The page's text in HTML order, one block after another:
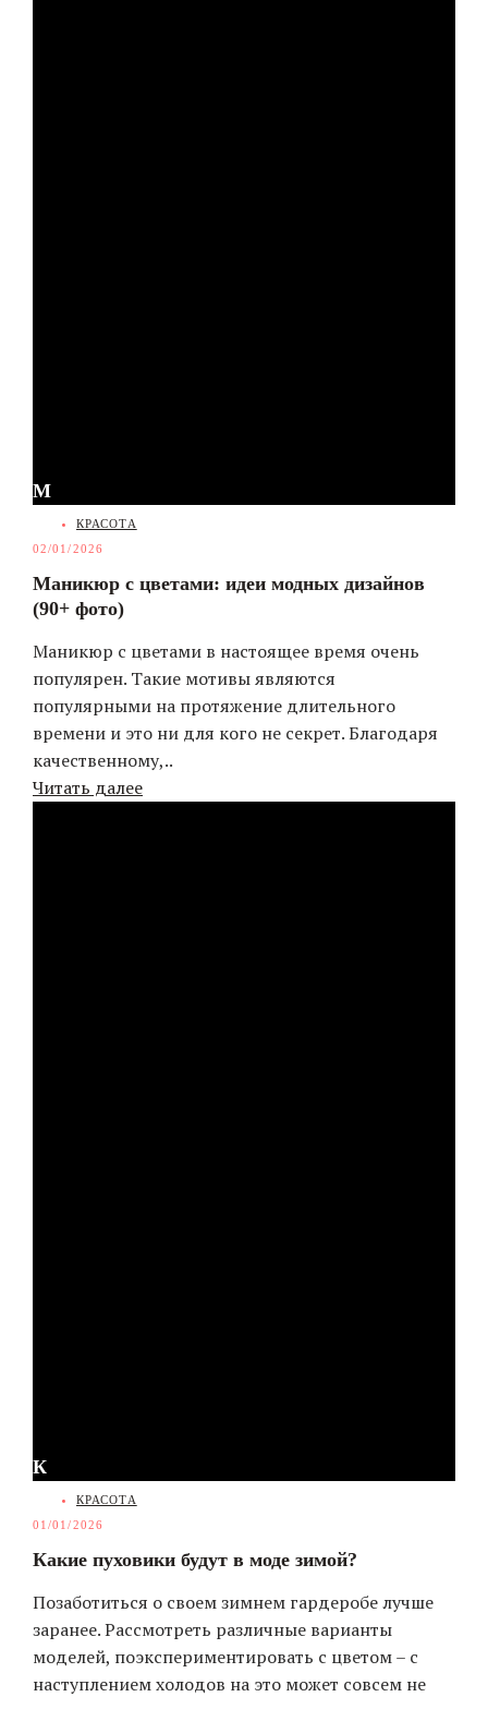
М
CATEGORIES
КРАСОТА
02/01/2026
Маникюр с цветами: идеи модных дизайнов
(90+ фото)
Маникюр с цветами в настоящее время очень
популярен. Такие мотивы являются
популярными на протяжение длительного
времени и это ни для кого не секрет. Благодаря
качественному,..
Читать далее
К
CATEGORIES
КРАСОТА
01/01/2026
Какие пуховики будут в моде зимой?
Позаботиться о своем зимнем гардеробе лучше
заранее. Рассмотреть различные варианты
моделей, поэкспериментировать с цветом – с
наступлением холодов на это может совсем не